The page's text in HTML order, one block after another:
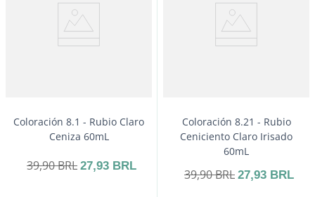
Coloración 8.1 - Rubio Claro
Ceniza 60mL
39,90BRL 27,93 BRL
Coloración 8.21 - Rubio
Ceniciento Claro Irisado
60mL
39,90BRL 27,93 BRL